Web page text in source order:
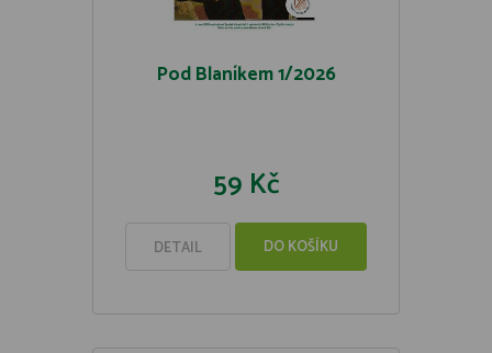
Pod Blaníkem 1/2026
59 Kč
DETAIL DO KOŠÍKU